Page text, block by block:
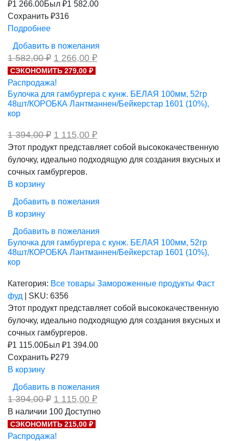
₽1 266.00Был ₽1 582.00
Сохранить ₽316
Подробнее
Добавить в пожелания
1 582,00₽ Первоначальная
цена
составляла
1
582,00 ₽.
1 266,00 ₽Текущая
СЭКОНОМИТЬ 279,00 ₽
Распродажа!
Булочка для гамбургера с кунж. БЕЛАЯ 100мм, 52гр
48шт/КОРОБКА Лантманнен/Бейкерстар 1601 (10%),
кор
1 394,00₽ Первоначальная
составляла
1
394,00 ₽.
1 115,00 ₽Текущая
1
115,00 ₽.
Этот продукт представляет собой высококачественную
булочку, идеально подходящую для создания вкусных и
сочных гамбургеров.
В корзину
Добавить в пожелания
В корзину
Добавить в пожелания
Булочка для гамбургера с кунж. БЕЛАЯ 100мм, 52гр
48шт/КОРОБКА Лантманнен/Бейкерстар 1601 (10%),
кор
Категория: Все товары Замороженные продукты Фаст
фуд
SKU: 6356
Этот продукт представляет собой высококачественную
булочку, идеально подходящую для создания вкусных и
сочных гамбургеров.
₽1 115.00Был ₽1 394.00
Сохранить ₽279
В корзину
Добавить в пожелания
1 394,00₽ Первоначальная
цена
составляла
1
394,00 ₽.
1 115,00 ₽Текущая
1
В наличии 100 Доступно
СЭКОНОМИТЬ 215,00 ₽
Распродажа!